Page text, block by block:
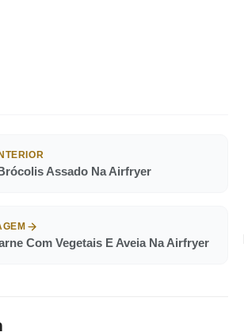
Assado Na Airfryer
Com Vegetais E Aveia Na Airfryer